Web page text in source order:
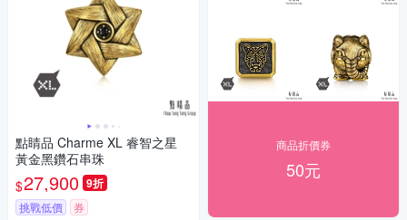
點睛品 Charme XL 睿智之星
黃金黑鑽石串珠
$27,900 9折
挑戰低價 券
商品折價券
50元